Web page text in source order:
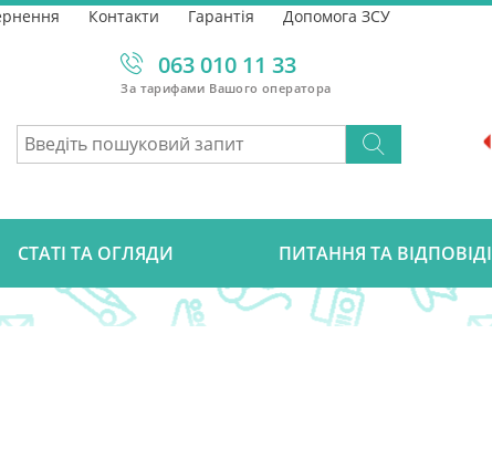
Контакти Гарантія Допомога ЗСУ
063 010 11 33
За тарифами Вашого оператора
СТАТІ ТА ОГЛЯДИ ПИТАННЯ ТА ВІДПОВІДІ